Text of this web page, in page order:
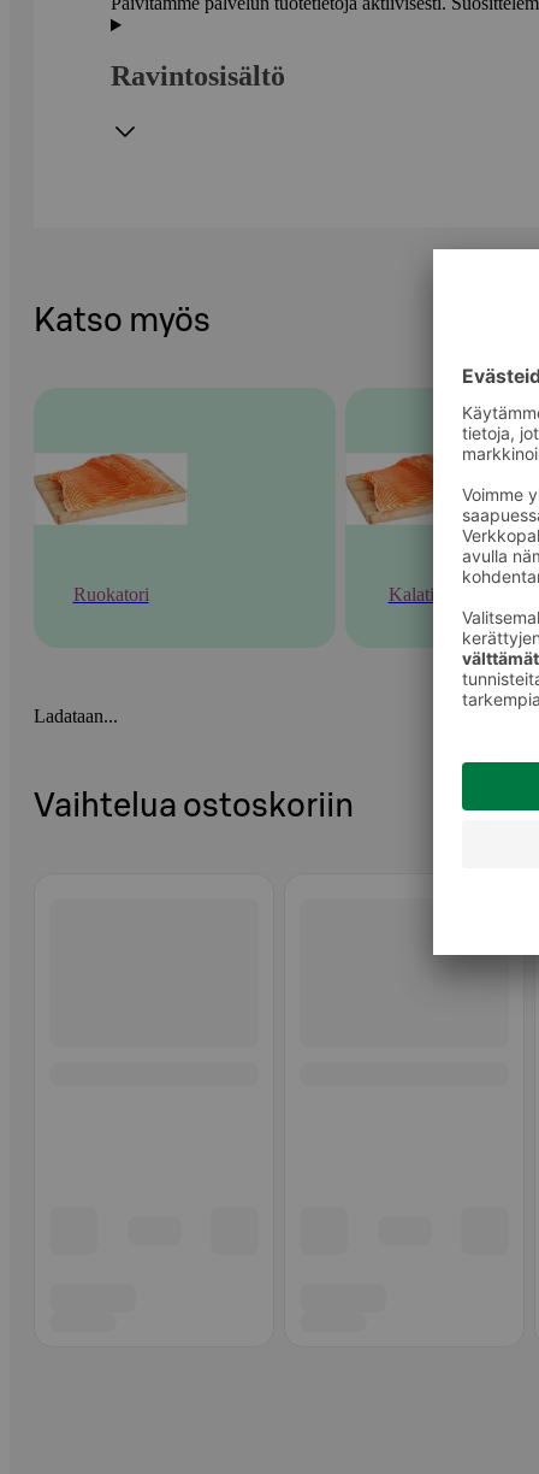
Ravintosisältö
Katso myös
Ruokatori Kalatiski
Ladataan...
Vaihtelua ostoskoriin